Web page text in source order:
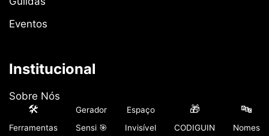
Eventos
Institucional
Sobre Nós
🛠️
Ferramentas
Gerador
Sensi 🎯
Espaço
Invisível
🎁
CODIGUIN
🔤
Nomes